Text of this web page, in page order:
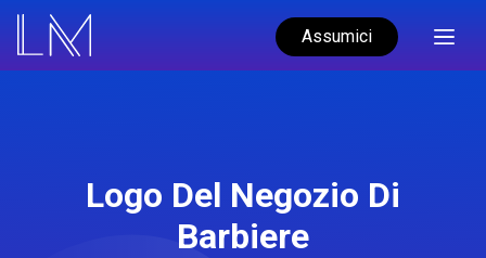
Assumici
Logo Del Negozio Di
Barbiere